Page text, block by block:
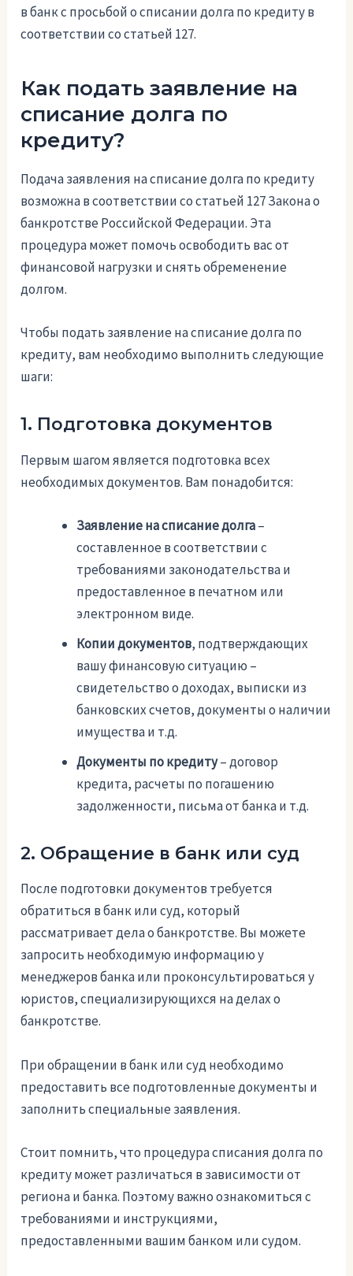
в банк с просьбой о списании долга по кредиту в
соответствии со статьей 127.
Как подать заявление на
списание долга по
кредиту?
Подача заявления на списание долга по кредиту
возможна в соответствии со статьей 127 Закона о
банкротстве Российской Федерации. Эта
процедура может помочь освободить вас от
финансовой нагрузки и снять обременение
долгом.
Чтобы подать заявление на списание долга по
кредиту, вам необходимо выполнить следующие
шаги:
1. Подготовка документов
Первым шагом является подготовка всех
необходимых документов. Вам понадобится:
Заявление на списание долга–
составленное в соответствии с
требованиями законодательства и
предоставленное в печатном или
электронном виде.
Копии документов, подтверждающих
вашу финансовую ситуацию –
свидетельство о доходах, выписки из
банковских счетов, документы о наличии
имущества и т.д.
Документы по кредиту– договор
кредита, расчеты по погашению
задолженности, письма от банка и т.д.
2. Обращение в банк или суд
После подготовки документов требуется
обратиться в банк или суд, который
рассматривает дела о банкротстве. Вы можете
запросить необходимую информацию у
менеджеров банка или проконсультироваться у
юристов, специализирующихся на делах о
банкротстве.
При обращении в банк или суд необходимо
предоставить все подготовленные документы и
заполнить специальные заявления.
Стоит помнить, что процедура списания долга по
кредиту может различаться в зависимости от
региона и банка. Поэтому важно ознакомиться с
требованиями и инструкциями,
предоставленными вашим банком или судом.